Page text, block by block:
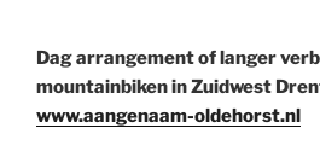
Dag arrangement of langer
mountainbiken in Zuidwest
www.aangenaam-oldehorst.nl